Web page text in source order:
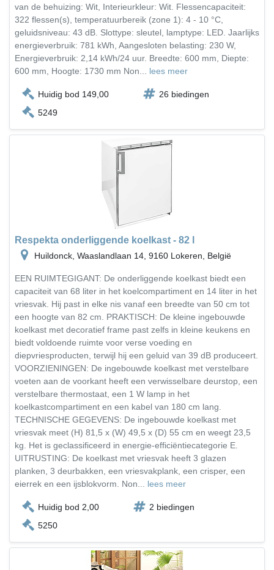
van de behuizing: Wit, Interieurkleur: Wit. Flessencapaciteit:
322 flessen(s), temperatuurbereik (zone 1): 4 - 10 °C,
geluidsniveau: 43 dB. Slottype: sleutel, lamptype: LED. Jaarlijks
energieverbruik: 781 kWh, Aangesloten belasting: 230 W,
Energieverbruik: 2,14 kWh/24 uur. Breedte: 600 mm, Diepte:
600 mm, Hoogte: 1730 mm Non... lees meer
Huidig bod 149,00
26 biedingen
5249
Respekta onderliggende koelkast - 82 l
Huildonck, Waaslandlaan 14, 9160 Lokeren, België
EEN RUIMTEGIGANT: De onderliggende koelkast biedt een
capaciteit van 68 liter in het koelcompartiment en 14 liter in het
vriesvak. Hij past in elke nis vanaf een breedte van 50 cm tot
een hoogte van 82 cm. PRAKTISCH: De kleine ingebouwde
koelkast met decoratief frame past zelfs in kleine keukens en
biedt voldoende ruimte voor verse voeding en
diepvriesproducten, terwijl hij een geluid van 39 dB produceert.
VOORZIENINGEN: De ingebouwde koelkast met verstelbare
voeten aan de voorkant heeft een verwisselbare deurstop, een
verstelbare thermostaat, een 1 W lamp in het
koelkastcompartiment en een kabel van 180 cm lang.
TECHNISCHE GEGEVENS: De ingebouwde koelkast met
vriesvak meet (H) 81,5 x (W) 49,5 x (D) 55 cm en weegt 23,5
kg. Het is geclassificeerd in energie-efficiëntiecategorie E.
UITRUSTING: De koelkast met vriesvak heeft 3 glazen
planken, 3 deurbakken, een vriesvakplank, een crisper, een
eierrek en een ijsblokvorm. Non... lees meer
Huidig bod 2,00
2 biedingen
5250